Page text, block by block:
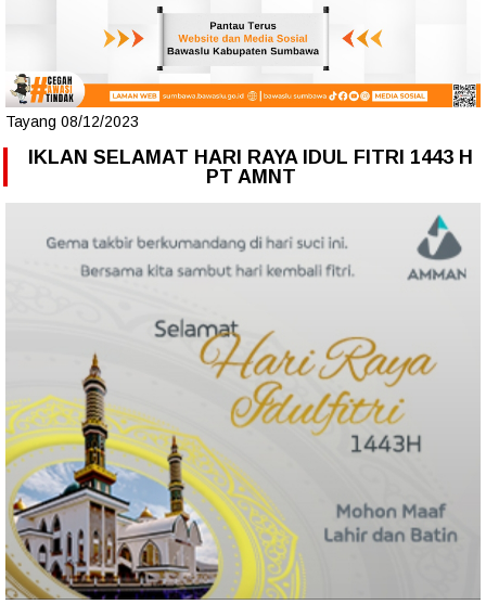
Tayang 08/12/2023
IKLAN SELAMAT HARI RAYA IDUL FITRI 1443 H
PT AMNT